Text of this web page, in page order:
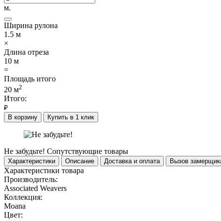
м.
Ширина рулона
1.5 м
×
Длина отреза
10 м
=
Площадь итого
20 м2
Итого:
₽
В корзину
Купить в 1 клик
Не забудьте! Сопутствующие товары
Характеристики Описание Доставка и оплата Вызов
Характеристики товара
Производитель:
Associated Weavers
Коллекция:
Moana
Цвет: